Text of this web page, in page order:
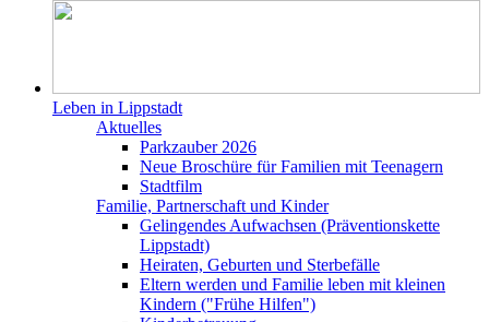
Leben in Lippstadt
Aktuelles
Parkzauber 2026
Neue Broschüre für Familien mit Teenagern
Stadtfilm
Familie, Partnerschaft und Kinder
Gelingendes Aufwachsen (Präventionskette
Lippstadt)
Heiraten, Geburten und Sterbefälle
Eltern werden und Familie leben mit kleinen
Kindern ("Frühe Hilfen")